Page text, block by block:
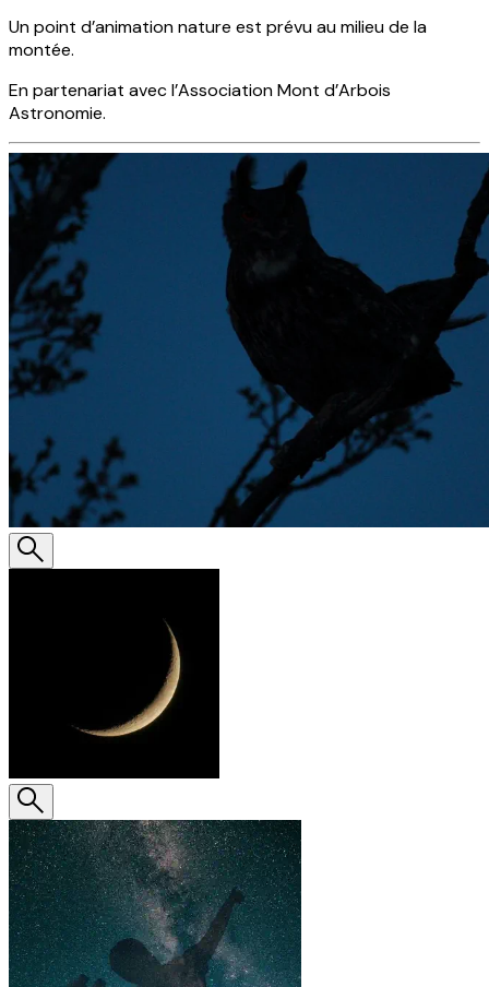
Un point d’animation nature est prévu au milieu de la
montée.
En partenariat avec l’Association Mont d’Arbois
Astronomie.